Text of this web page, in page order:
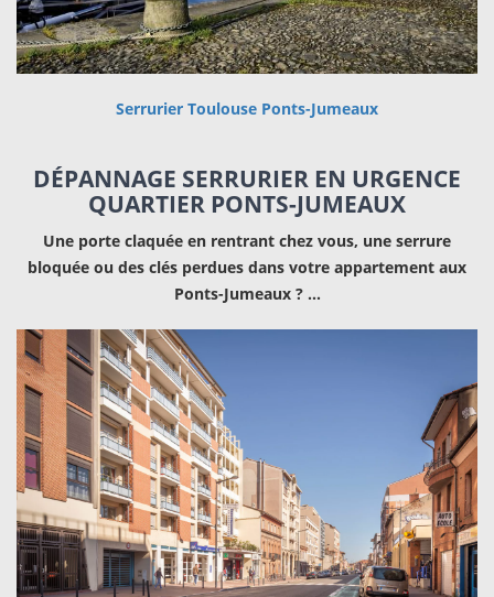
Serrurier Toulouse Ponts-Jumeaux
DÉPANNAGE SERRURIER EN URGENCE
QUARTIER PONTS-JUMEAUX
Une porte claquée en rentrant chez vous, une serrure
bloquée ou des clés perdues dans votre appartement aux
Ponts-Jumeaux ? …